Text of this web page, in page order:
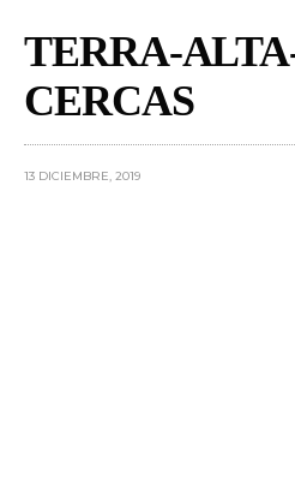
TERRA-
CERCAS
13 DICIEMBRE, 2019